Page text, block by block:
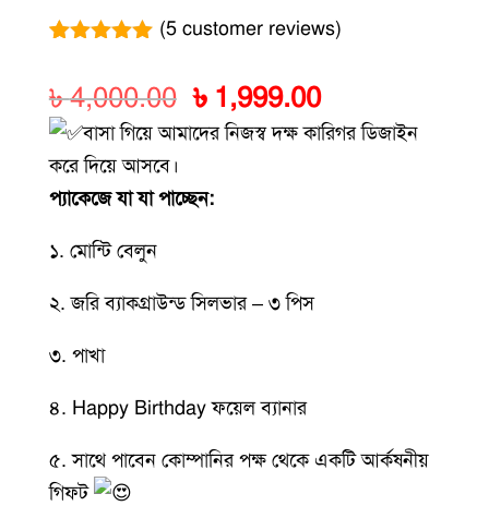
based on
customer
ratings
(5customer reviews)
৳4,000.00 Original
price
৳ 4,000.00.
৳ 1,999.00Current
price
বাসা গিয়ে আমাদের নিজস্ব দক্ষ কারিগর ডিজাইন
করে দিয়ে আসবে।
প্যাকেজে যা যা পাচ্ছেন:
১. মোন্টি বেলুন
২. জরি ব্যাকগ্রাউন্ড সিলভার – ৩ পিস
৩. পাখা
৪. Happy Birthday ফয়েল ব্যানার
৫. সাথে পাবেন কোম্পানির পক্ষ থেকে একটি আর্কষনীয়
গিফট